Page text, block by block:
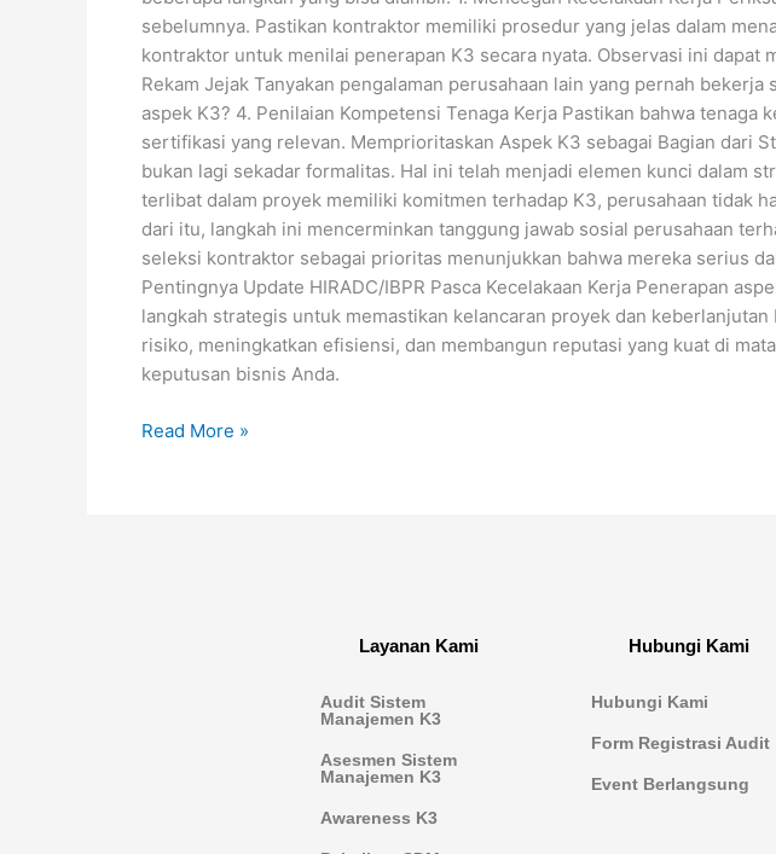
sebelumnya. Pastikan kontraktor memiliki prosedur yang jelas dalam
kontraktor untuk menilai penerapan K3 secara nyata. Observasi ini
Rekam Jejak Tanyakan pengalaman perusahaan lain yang pernah
aspek K3? 4. Penilaian Kompetensi Tenaga Kerja Pastikan bahwa
sertifikasi yang relevan. Memprioritaskan Aspek K3 sebagai Bagian dari
bukan lagi sekadar formalitas. Hal ini telah menjadi elemen kunci dalam
terlibat dalam proyek memiliki komitmen terhadap K3, perusahaan tidak
dari itu, langkah ini mencerminkan tanggung jawab sosial perusahaan
seleksi kontraktor sebagai prioritas menunjukkan bahwa mereka serius
Pentingnya Update HIRADC/IBPR Pasca Kecelakaan Kerja Penerapan
langkah strategis untuk memastikan kelancaran proyek dan
risiko, meningkatkan efisiensi, dan membangun reputasi yang kuat di
keputusan bisnis Anda.
Read More »
Layanan Kami
Audit Sistem
Manajemen K3
Asesmen Sistem
Manajemen K3
Awareness K3
Hubungi Kami
Hubungi Kami
Form Registrasi Audit
Event Berlangsung